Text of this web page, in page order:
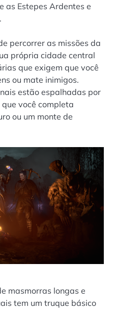
as Estepes Ardentes e
percorrer as missões da
própria cidade central
que exigem que você
ou mate inimigos.
estão espalhadas por
você completa
ou um monte de
masmorras longas e
tem um truque básico